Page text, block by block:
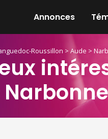
Annonces
Roussillon > Aude >
Narbonne